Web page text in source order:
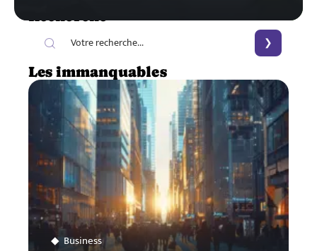
Recherche
Les immanquables
Business